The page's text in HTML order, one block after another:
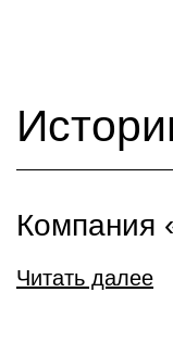
Компания
Читать далее